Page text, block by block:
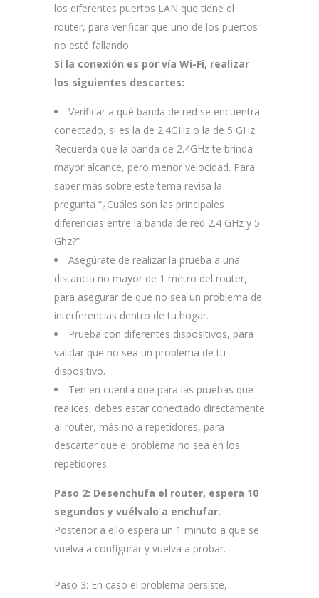
los diferentes puertos LAN que tiene el
router, para verificar que uno de los puertos
no esté fallando.
Si la conexión es por vía Wi-Fi, realizar
los siguientes descartes:
Verificar a qué banda de red se encuentra
conectado, si es la de 2.4GHz o la de 5 GHz.
Recuerda que la banda de 2.4GHz te brinda
mayor alcance, pero menor velocidad. Para
saber más sobre este tema revisa la
pregunta “¿Cuáles son las principales
diferencias entre la banda de red 2.4 GHz y 5
Ghz?”
Asegúrate de realizar la prueba a una
distancia no mayor de 1 metro del router,
para asegurar de que no sea un problema de
interferencias dentro de tu hogar.
Prueba con diferentes dispositivos, para
validar que no sea un problema de tu
dispositivo.
Ten en cuenta que para las pruebas que
realices, debes estar conectado directamente
al router, más no a repetidores, para
descartar que el problema no sea en los
repetidores.
Paso 2: Desenchufa el router, espera 10
segundos y vuélvalo a enchufar.
Posterior a ello espera un 1 minuto a que se
vuelva a configurar y vuelva a probar.
Paso 3: En caso el problema persiste,